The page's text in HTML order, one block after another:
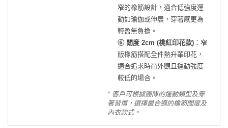
窄的橡筋設計，適合低強度運
動如瑜伽或伸展，穿著感更為
輕盈無負擔。
⑥ 闊度 2cm (桃紅印花款) ：窄
版橡筋搭配全件熱升華印花，
適合追求時尚外觀且運動強度
較低的場合。
* 客戶可根據團隊的運動類型及穿
著習慣，選擇最合適的橡筋闊度及
內衣款式。